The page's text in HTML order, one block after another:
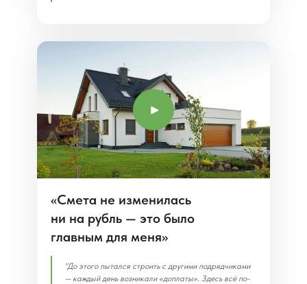
"До этого пытался строить с другими подрядчиками
— каждый день возникали «доплаты». Здесь всё по-
«Смета не изменилась
ни на рубль — это было
главным для меня»